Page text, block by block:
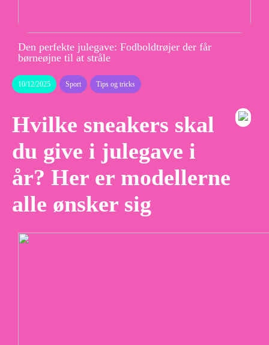
Den perfekte julegave: Fodboldtrøjer der får
børneøjne til at stråle
10/12/2025 Sport Tips og tricks
Hvilke sneakers skal
du give i julegave i
år? Her er modellerne
alle ønsker sig